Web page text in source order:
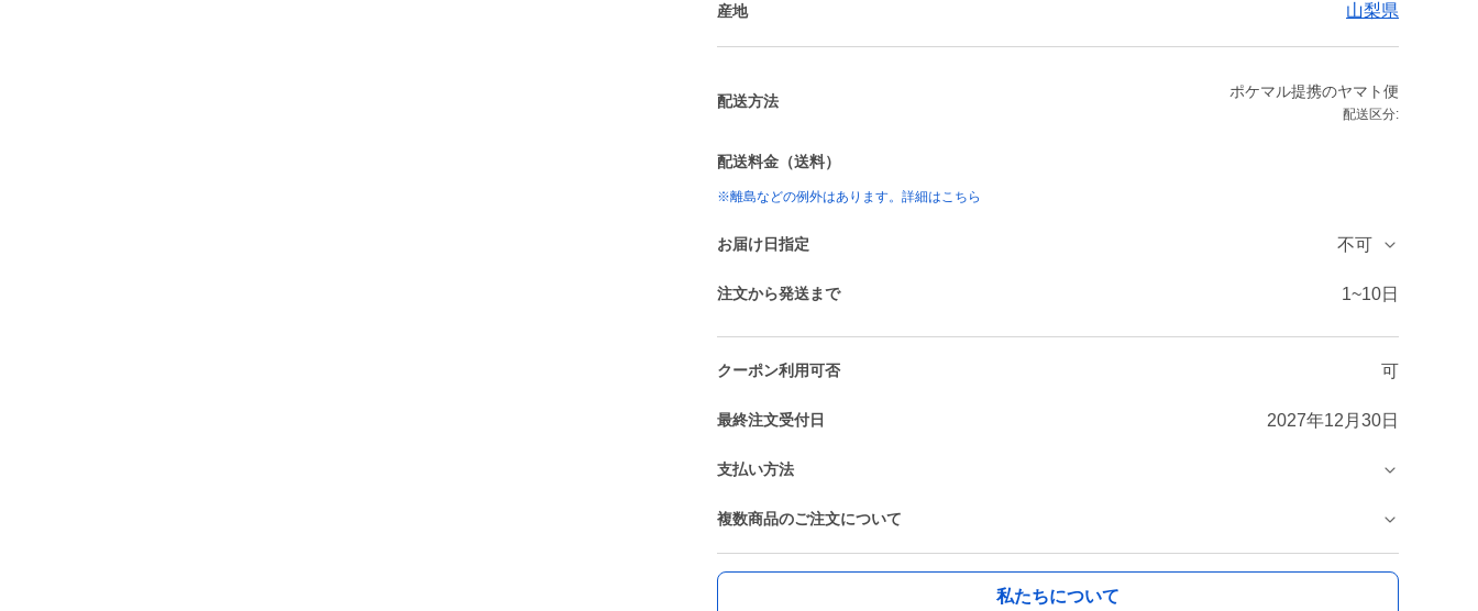
産地 山梨県
配送方法
ポケマル提携のヤマト便
配送区分:
配送料金（送料）
※離島などの例外はあります。詳細はこちら
お届け日指定 不可
注文から発送まで 1~10日
クーポン利用可否 可
最終注文受付日 2027年12月30日
支払い方法
複数商品のご注文について
私たちについて